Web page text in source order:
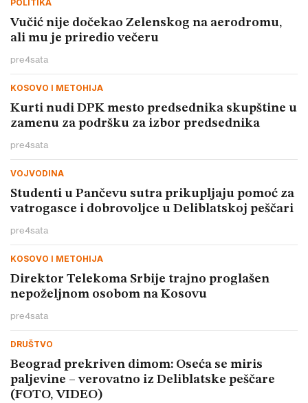
POLITIKA
Vučić nije dočekao Zelenskog na aerodromu,
ali mu je priredio večeru
pre4sata
KOSOVO I METOHIJA
Kurti nudi DPK mesto predsednika skupštine u
zamenu za podršku za izbor predsednika
pre4sata
VOJVODINA
Studenti u Pančevu sutra prikupljaju pomoć za
vatrogasce i dobrovoljce u Deliblatskoj peščari
pre4sata
KOSOVO I METOHIJA
Direktor Telekoma Srbije trajno proglašen
nepoželjnom osobom na Kosovu
pre4sata
DRUŠTVO
Beograd prekriven dimom: Oseća se miris
paljevine – verovatno iz Deliblatske peščare
(FOTO, VIDEO)